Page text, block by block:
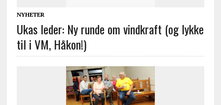
NYHETER
Ukas leder: Ny runde om vindkraft (og lykke
til i VM, Håkon!)